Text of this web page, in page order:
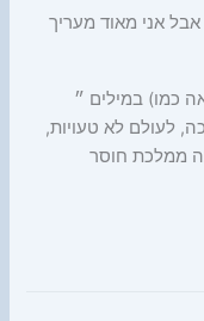
אני מאוד מעריך
כמו) במילים ״
לעולם לא טעויות,
ממלכת חוסר